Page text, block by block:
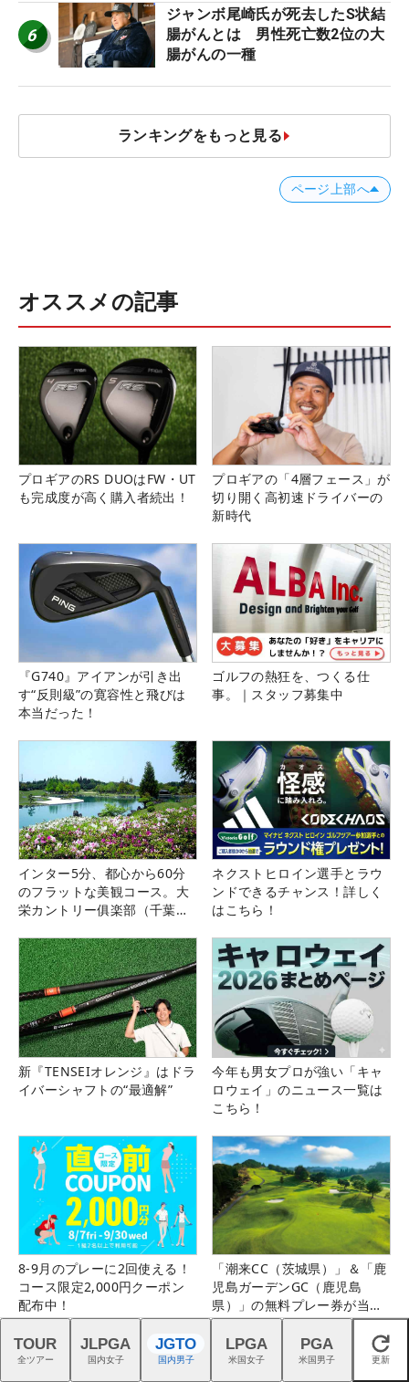
6
ジャンボ尾崎氏が死去したS状結
腸がんとは 男性死亡数2位の大
腸がんの一種
ランキングをもっと見る
ページ上部へ
オススメの記事
プロギアのRS DUOはFW・UT
も完成度が高く購入者続出！
プロギアの「4層フェース」が
切り開く高初速ドライバーの
新時代
『G740』アイアンが引き出
す“反則級”の寛容性と飛びは
本当だった！
ゴルフの熱狂を、つくる仕
事。｜スタッフ募集中
インター5分、都心から60分
のフラットな美観コース。大
栄カントリー俱楽部（千葉
ネクストヒロイン選手とラウ
ンドできるチャンス！詳しく
はこちら！
新『TENSEIオレンジ』はドラ
イバーシャフトの“最適解”
今年も男女プロが強い「キャ
ロウェイ」のニュース一覧は
こちら！
8-9月のプレーに2回使える！
コース限定2,000円クーポン
配布中！
「潮来CC（茨城県）」＆「鹿
児島ガーデンGC（鹿児島
県）」の無料プレー券が当た
る！！
閉じる
TOUR
全ツアー
JLPGA
国内女子
JGTO
国内男子
LPGA
米国女子
PGA
米国男子 更新